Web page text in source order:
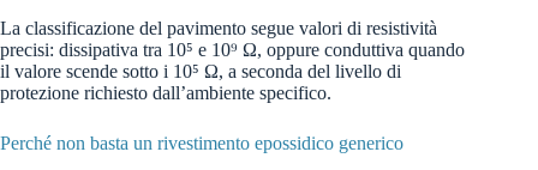
La classificazione del pavimento segue valori di resistività
precisi: dissipativa tra 10⁵ e 10⁹ Ω, oppure conduttiva quando
il valore scende sotto i 10⁵ Ω, a seconda del livello di
protezione richiesto dall’ambiente specifico.
Perché non basta un rivestimento epossidico generico